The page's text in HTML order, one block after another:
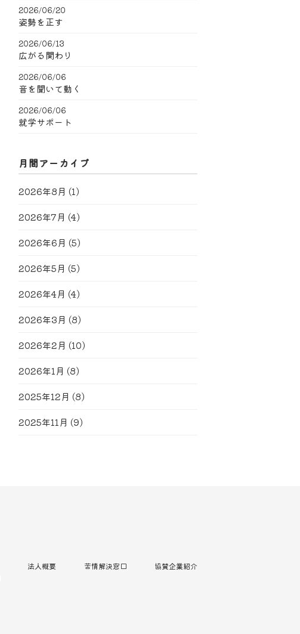
2026/06/20
姿勢を正す
2026/06/13
広がる関わり
2026/06/06
音を聞いて動く
2026/06/06
就学サポート
月間アーカイブ
2026年8月 (1)
2026年7月 (4)
2026年6月 (5)
2026年5月 (5)
2026年4月 (4)
2026年3月 (8)
2026年2月 (10)
2026年1月 (8)
2025年12月 (8)
2025年11月 (9)
法人概要 苦情解決窓口 協賛企業紹介